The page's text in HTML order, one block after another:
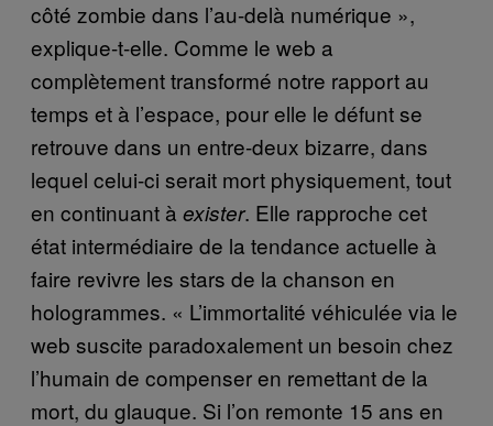
côté zombie dans l’au-delà numérique »,
explique-t-elle. Comme le web a
complètement transformé notre rapport au
temps et à l’espace, pour elle le défunt se
retrouve dans un entre-deux bizarre, dans
lequel celui-ci serait mort physiquement, tout
en continuant à exister. Elle rapproche cet
état intermédiaire de la tendance actuelle à
faire revivre les stars de la chanson en
hologrammes. « L’immortalité véhiculée via le
web suscite paradoxalement un besoin chez
l’humain de compenser en remettant de la
mort, du glauque. Si l’on remonte 15 ans en